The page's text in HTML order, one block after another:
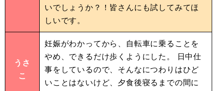
いでしょうか？！皆さんにも試してみてほ
しいです。
うさ
こ
妊娠がわかってから、自転車に乗ることを
やめ、できるだけ歩くようにした。 日中仕
事をしているので、そんなにつわりはひど
いことはないけど、夕食後寝るまでの間に